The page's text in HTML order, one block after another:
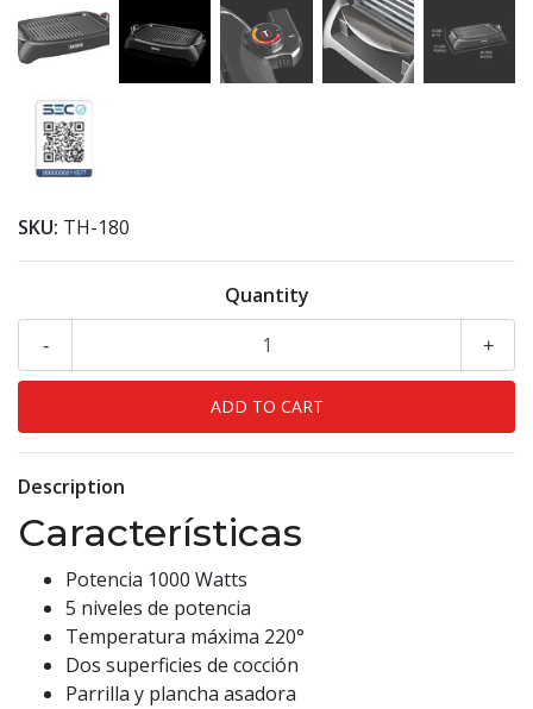
SKU: TH-180
Quantity
+
-
Description
Características
Potencia 1000 Watts
5 niveles de potencia
Temperatura máxima 220°
Dos superficies de cocción
Parrilla y plancha asadora